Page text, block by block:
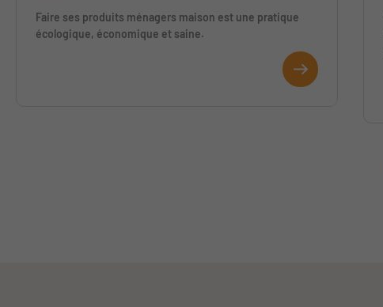
Faire ses produits ménagers maison est une pratique
écologique, économique et saine.